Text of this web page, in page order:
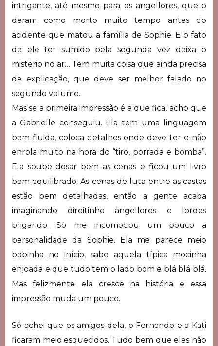
intrigante, até mesmo para os angellores, que o
deram como morto muito tempo antes do
acidente que matou a família de Sophie. E o fato
de ele ter sumido pela segunda vez deixa o
mistério no ar… Tem muita coisa que ainda precisa
de explicação, que deve ser melhor falado no
segundo volume.
Mas se a primeira impressão é a que fica, acho que
a Gabrielle conseguiu. Ela tem uma linguagem
bem fluida, coloca detalhes onde deve ter e não
enrola muito na hora do “tiro, porrada e bomba”.
Ela soube dosar bem as cenas e ficou um livro
bem equilibrado. As cenas de luta entre as castas
estão bem detalhadas, então a gente acaba
imaginando direitinho angellores e lordes
brigando. Só me incomodou um pouco a
personalidade da Sophie. Ela me parece meio
bobinha no início, sabe aquela típica mocinha
enjoada e que tudo tem o lado bom e blá blá blá.
Mas felizmente ela cresce na história e essa
impressão muda um pouco.
Só achei que os amigos dela, o Fernando e a Kati
ficaram meio esquecidos. Tudo bem que eles não